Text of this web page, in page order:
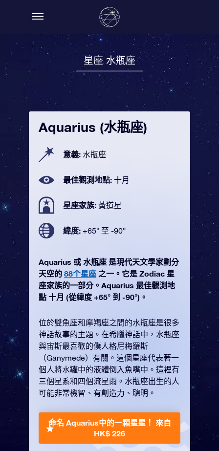
星座 水瓶座
Aquarius (水瓶座)
意義: 水瓶座
最佳觀測地點: 十月
星座家族: 黃道星
緯度: +65° 至 -90°
Aquarius 或 水瓶座 是現代天文學家劃分
天空的 88个星座 之一。它是 Zodiac 星
座家族的一部分。Aquarius 最佳觀測地
點 十月 (從緯度 +65° 到 -90°)。
位於雙魚座和摩羯座之間的水瓶座是很多
神話故事的主題。在希臘神話中，水瓶座
與宙斯最喜歡的僕人格尼梅羅斯
（Ganymede）有關。這個星座代表著一
個人將水罐中的液體倒入魚嘴中。這裡有
三個星系和四個流星雨。水瓶座出生的人
可能非常機智、有創造力、聰明。
命名 Aquarius中的一顆星星！ 來自
HK$ 226